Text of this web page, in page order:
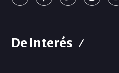
De Interés